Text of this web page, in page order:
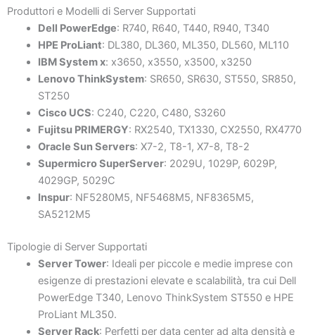
Produttori e Modelli di Server Supportati
Dell PowerEdge: R740, R640, T440, R940, T340
HPE ProLiant: DL380, DL360, ML350, DL560, ML110
IBM System x: x3650, x3550, x3500, x3250
Lenovo ThinkSystem: SR650, SR630, ST550, SR850,
ST250
Cisco UCS: C240, C220, C480, S3260
Fujitsu PRIMERGY: RX2540, TX1330, CX2550, RX4770
Oracle Sun Servers: X7-2, T8-1, X7-8, T8-2
Supermicro SuperServer: 2029U, 1029P, 6029P,
4029GP, 5029C
Inspur: NF5280M5, NF5468M5, NF8365M5,
SA5212M5
Tipologie di Server Supportati
Server Tower: Ideali per piccole e medie imprese con
esigenze di prestazioni elevate e scalabilità, tra cui Dell
PowerEdge T340, Lenovo ThinkSystem ST550 e HPE
ProLiant ML350.
Server Rack: Perfetti per data center ad alta densità e